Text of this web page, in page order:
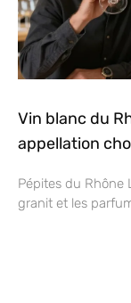
Vin blanc du
appellation
Pépites du Rhône
granit et les